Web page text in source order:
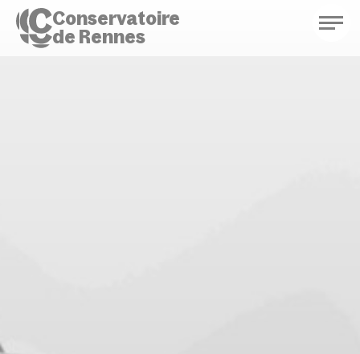
Conservatoire
de Rennes